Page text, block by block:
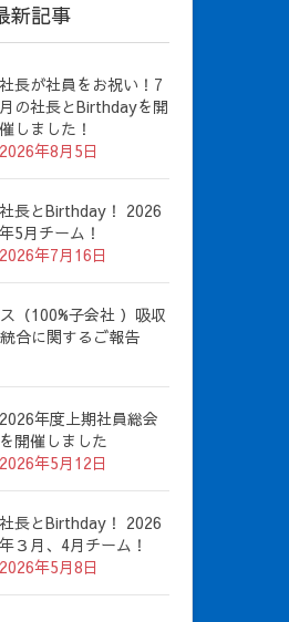
新記事
社長が社員をお祝い！7
月の社長とBirthdayを開
催しました！
2026年8月5日
社長とBirthday！ 2026
年5月チーム！
2026年7月16日
（100%子会社 ）吸収
合に関するご報告
2026年度上期社員総会
を開催しました
2026年5月12日
社長とBirthday！ 2026
年３月、4月チーム！
2026年5月8日